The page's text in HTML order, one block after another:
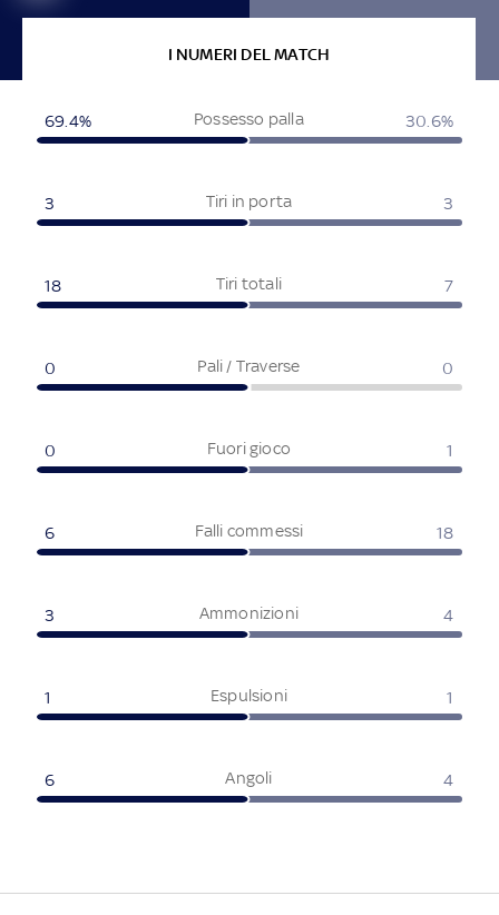
I NUMERI DEL MATCH
Possesso palla
69.4% 30.6%
Tiri in porta
3 3
Tiri totali
18 7
Pali / Traverse
0 0
Fuori gioco
0 1
Falli commessi
6 18
Ammonizioni
3 4
Espulsioni
1 1
Angoli
6 4